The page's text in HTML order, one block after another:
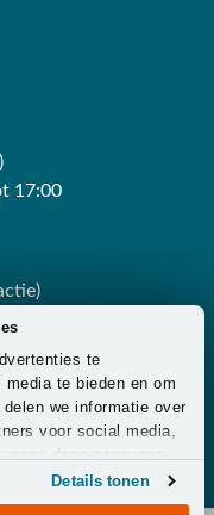
te
te bieden en om
we informatie over
voor social media,
deze gegevens
aan ze heeft verstrekt
uw gebruik van hun
Details tonen
17:00